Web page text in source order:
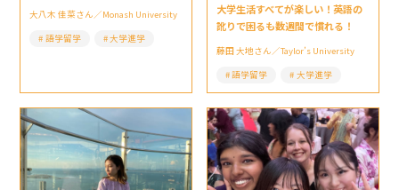
大八木 佳菜さん／Monash University
語学留学
大学進学
大学生活すべてが楽しい！英語の
訛りで困るも数週間で慣れる！
藤田 大地さん／Taylor’s University
語学留学
大学進学